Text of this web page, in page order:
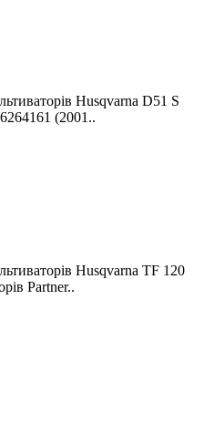
Husqvarna D51 S
(2001..
Husqvarna TF 120
Partner..